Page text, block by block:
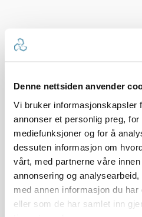
Denne nettsiden anvender
Vi bruker informasjonskapsler
annonser et personlig preg,
mediefunksjoner og for å
dessuten informasjon om
vårt, med partnerne våre innen
annonsering og
med annen informasjon du har
eller som de har samlet inn